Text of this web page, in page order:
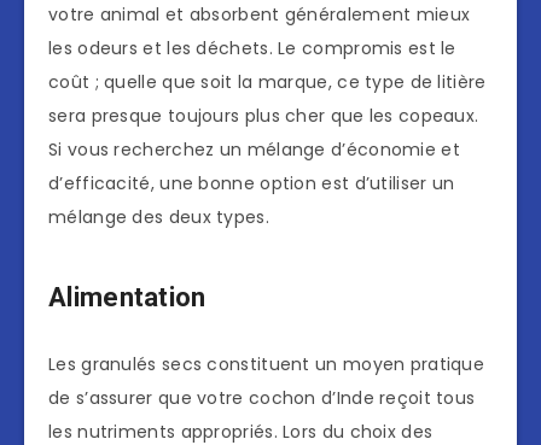
votre animal et absorbent généralement mieux
les odeurs et les déchets. Le compromis est le
coût ; quelle que soit la marque, ce type de litière
sera presque toujours plus cher que les copeaux.
Si vous recherchez un mélange d’économie et
d’efficacité, une bonne option est d’utiliser un
mélange des deux types.
Alimentation
Les granulés secs constituent un moyen pratique
de s’assurer que votre cochon d’Inde reçoit tous
les nutriments appropriés. Lors du choix des